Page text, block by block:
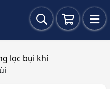
lọc bụi khí